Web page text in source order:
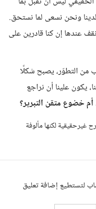
ونحن نسعى لما نستحق.
عندها إن كنا قادرين على
من التطوّر، يصبح شكلًا
يكون علينا أن نراجع
خضوع متقن التبرير؟
غيرحقيقية لكنها مألوفة
لتستطيع إضافة تعليق